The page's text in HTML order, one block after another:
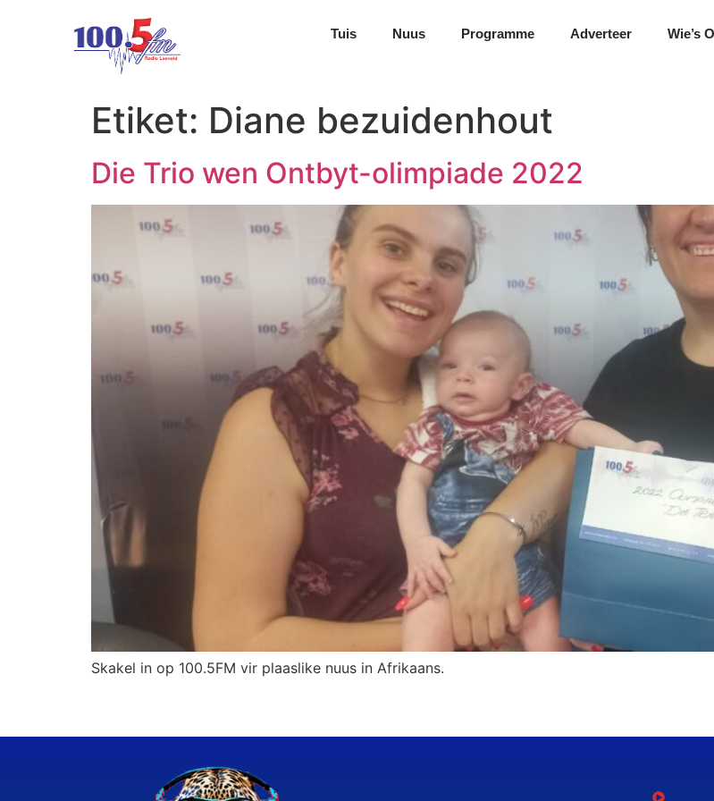
Tuis Nuus Programme Adverteer Wie’s
Etiket: Diane bezuidenhout
Die Trio wen Ontbyt-olimpiade 2022
Skakel in op 100.5FM vir plaaslike nuus in Afrikaans.